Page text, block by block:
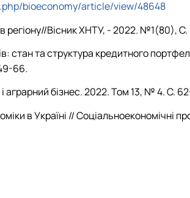
bioeconomy/article/view/48648
регіону//Вісник ХНТУ, - 2022. №1(80), С.
стан та структура кредитного
66.
аграрний бізнес. 2022. Том 13, № 4. С.
в Україні // Соціальноекономічні